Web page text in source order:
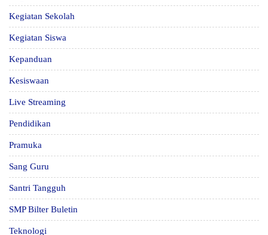
Kegiatan Sekolah
Kegiatan Siswa
Kepanduan
Kesiswaan
Live Streaming
Pendidikan
Pramuka
Sang Guru
Santri Tangguh
SMP Bilter Buletin
Teknologi